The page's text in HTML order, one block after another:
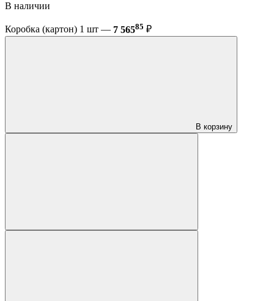
В наличии
Коробка (картон) 1 шт — 7 56585 ₽
В корзину